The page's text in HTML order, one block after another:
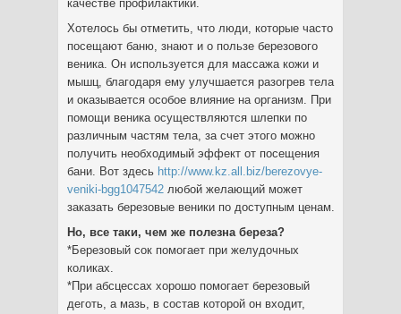
качестве профилактики.
Хотелось бы отметить, что люди, которые часто
посещают баню, знают и о пользе березового
веника. Он используется для массажа кожи и
мышц, благодаря ему улучшается разогрев тела
и оказывается особое влияние на организм. При
помощи веника осуществляются шлепки по
различным частям тела, за счет этого можно
получить необходимый эффект от посещения
бани. Вот здесь http://www.kz.all.biz/berezovye-
veniki-bgg1047542 любой желающий может
заказать березовые веники по доступным ценам.
Но, все таки, чем же полезна береза?
*Березовый сок помогает при желудочных
коликах.
*При абсцессах хорошо помогает березовый
деготь, а мазь, в состав которой он входит,